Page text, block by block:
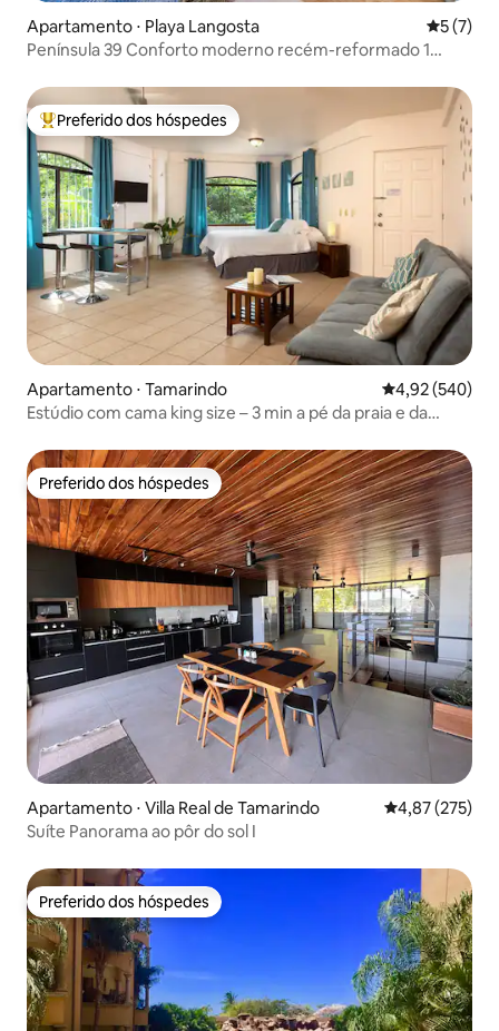
Apartamento ⋅ Playa Langosta 5 de
5 (7)
Península 39 Conforto moderno recém-reformado 1
Entre os melhores preferidos dos hóspedes
Preferido dos hóspedes
Apartamento ⋅ Tamarindo 4,92 de uma
4,92 (540)
Estúdio com cama king size – 3 min a pé da praia e da
Preferido dos hóspedes
Preferido dos hóspedes
Apartamento ⋅ Villa Real de Tamarindo 4,87 de uma
4,87 (275)
Suíte Panorama ao pôr do sol I
Preferido dos hóspedes
Preferido dos hóspedes